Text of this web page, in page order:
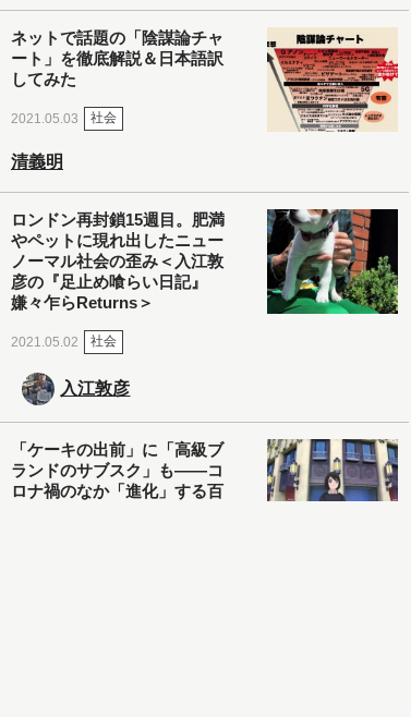
ネットで話題の「陰謀論チャ
ート」を徹底解説＆日本語訳
してみた
2021.05.03 社会
清義明
ロンドン再封鎖15週目。肥満
やペットに現れ出したニュー
ノーマル社会の歪み＜入江敦
彦の『足止め喰らい日記』
嫌々乍らReturns＞
2021.05.02 社会
入江敦彦
「ケーキの出前」に「高級ブ
ランドのサブスク」も――コ
ロナ禍のなか「進化」する百